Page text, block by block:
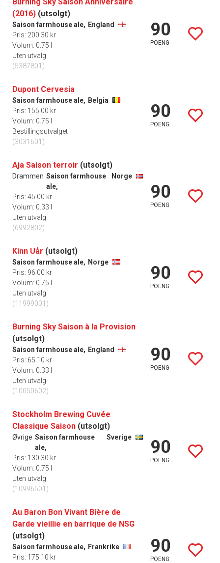
(2016) (utsolgt)
Saison farmhouse ale, England
Pris: 200.30 kr
Volum: 0.75 l
Uten utvalg
(5387801)
90
POENG
Dupont Cervesia
Saison farmhouse ale, Belgia
Pris: 155.00 kr
Volum: 0.75 l
Bestillingsutvalget
(3031601)
90
POENG
Aja Saison terroir (utsolgt)
Drammen Saison farmhouse
ale,
Norge
Pris: 45.00 kr
Volum: 0.33 l
Uten utvalg
(6992802)
90
POENG
Kinn Uår (utsolgt)
Saison farmhouse ale, Norge
Pris: 96.00 kr
Volum: 0.75 l
Uten utvalg
(11999001)
90
POENG
Burning Sky Saison à la Provision
(utsolgt)
Saison farmhouse ale, England
Pris: 65.10 kr
Volum: 0.33 l
Uten utvalg
(10050602)
90
POENG
Stockholm Brewing Cuvée
Classique Saison (utsolgt)
Øvrige Saison farmhouse
ale,
Sverige
Pris: 130.30 kr
Volum: 0.75 l
Uten utvalg
(10996501)
90
POENG
Au Baron Bon Vivant Bière de
Garde vieillie en barrique de NSG
(utsolgt)
Saison farmhouse ale, Frankrike
Pris: 175.10 kr
90
POENG